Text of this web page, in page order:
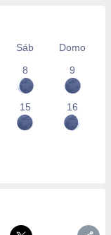
Sáb
Domo
8 9
15 16